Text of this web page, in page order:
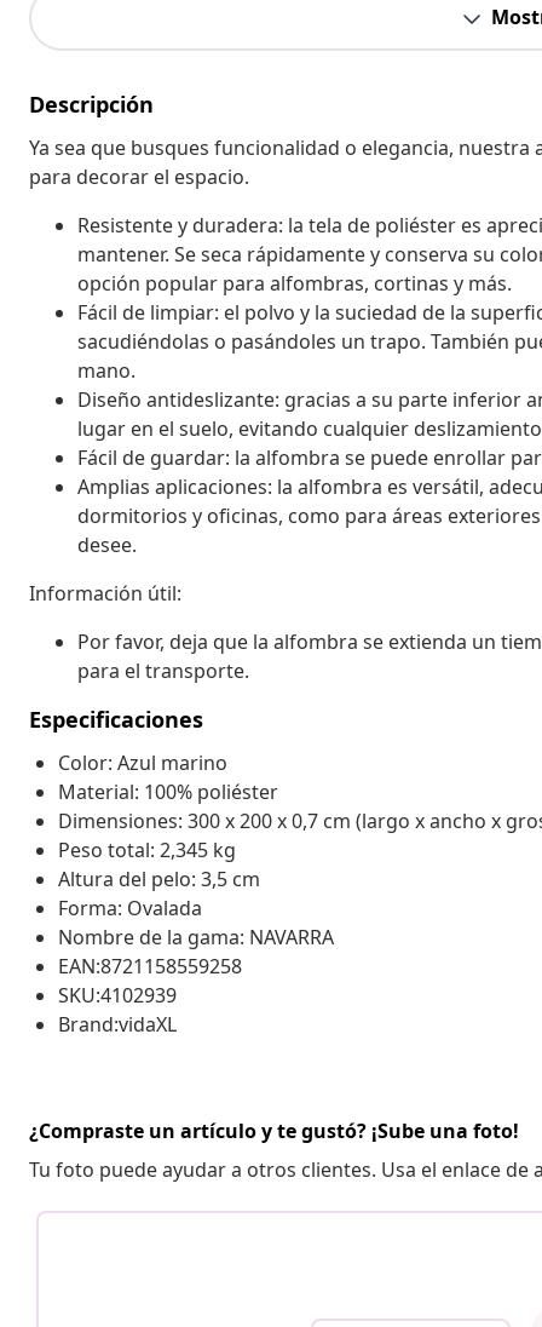
Descripción
Ya sea que busques funcionalidad o elegancia,
para decorar el espacio.
Resistente y duradera: la tela de poliéster es
mantener. Se seca rápidamente y conserva su
opción popular para alfombras, cortinas y más.
Fácil de limpiar: el polvo y la suciedad de la
sacudiéndolas o pasándoles un trapo. También
mano.
Diseño antideslizante: gracias a su parte inferior
lugar en el suelo, evitando cualquier
Fácil de guardar: la alfombra se puede enrollar
Amplias aplicaciones: la alfombra es versátil,
dormitorios y oficinas, como para áreas
desee.
Información útil:
Por favor, deja que la alfombra se extienda un
para el transporte.
Especificaciones
Color: Azul marino
Material: 100% poliéster
Dimensiones: 300 x 200 x 0,7 cm (largo x ancho x
Peso total: 2,345 kg
Altura del pelo: 3,5 cm
Forma: Ovalada
Nombre de la gama: NAVARRA
EAN:8721158559258
SKU:4102939
Brand:vidaXL
¿Compraste un artículo y te gustó? ¡Sube una foto!
Tu foto puede ayudar a otros clientes. Usa el enlace de